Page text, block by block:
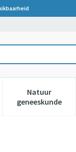
en kinderen
voor Vitaliteit
Natuur
geneeskunde
Toon